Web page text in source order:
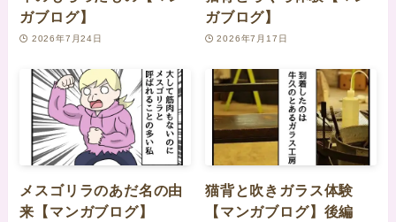
ガブログ】
2026年7月24日
ガブログ】
2026年7月17日
メスゴリラのあだ名の由
来【マンガブログ】
猫背と吹きガラス体験
【マンガブログ】後編